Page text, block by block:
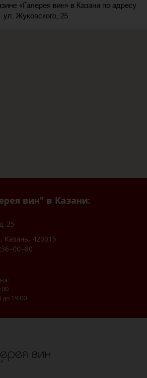
«Галерея вин» в Казани по адресу
ул. Жуковского, 25
вин" в Казани:
25
Казань, 420015
до 19:00